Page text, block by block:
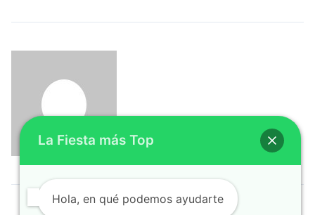
La Fiesta más Top
Hola, en qué podemos ayudarte